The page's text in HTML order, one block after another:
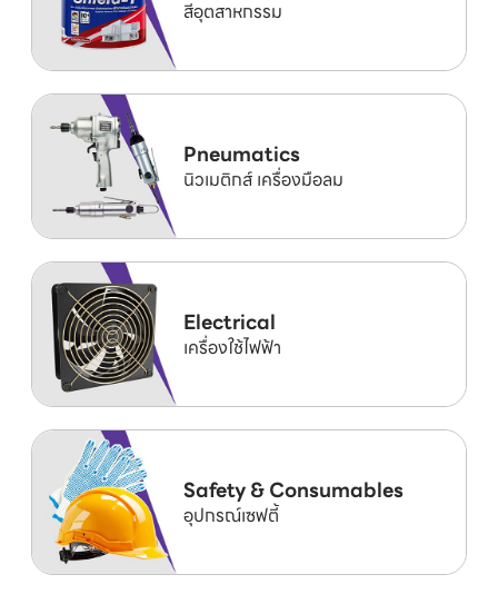
สีอุตสาหกรรม
Pneumatics
นิวเมติกส์ เครื่องมือลม
Electrical
เครื่องใช้ไฟฟ้า
Safety & Consumables
อุปกรณ์เซฟตี้